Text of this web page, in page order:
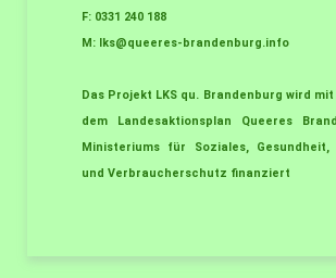
F: 0331 240 188
M:
lks@queeres-brandenburg.info
Das Projekt LKS qu. Brandenburg wird
dem Landesaktionsplan Queeres
Ministeriums für Soziales, Gesundheit,
und Verbraucherschutz finanziert